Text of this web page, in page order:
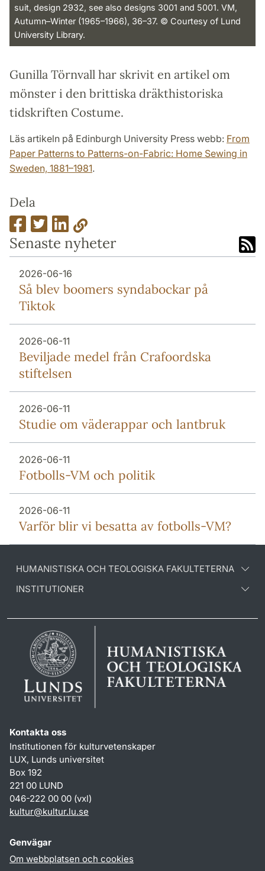
suit, design 2932, see also designs 3001 and 5001. VM,
Autumn–Winter (1965–1966), 36–37. © Courtesy of Lund
University Library.
Gunilla Törnvall har skrivit en artikel om
mönster i den brittiska dräkthistoriska
tidskriften Costume.
Läs artikeln på Edinburgh University Press webb: From
Paper Patterns to Patterns-on-Fabric: Home Sewing in
Sweden, 1881–1981.
Dela
Senaste nyheter
2026-06-16
Så blev boomers syndabockar på
Tiktok
2026-06-11
Beviljade medel från Crafoordska
stiftelsen
2026-06-11
Studie om väderappar och lantbruk
2026-06-11
Fotbolls-VM och politik
2026-06-11
Varför blir vi besatta av fotbolls-VM?
HUMANISTISKA OCH TEOLOGISKA FAKULTETERNA
INSTITUTIONER
Kontakta oss
Institutionen för kulturvetenskaper
LUX, Lunds universitet
Box 192
221 00 LUND
046-222 00 00 (vxl)
kultur@kultur.lu.se
Genvägar
Om webbplatsen och cookies